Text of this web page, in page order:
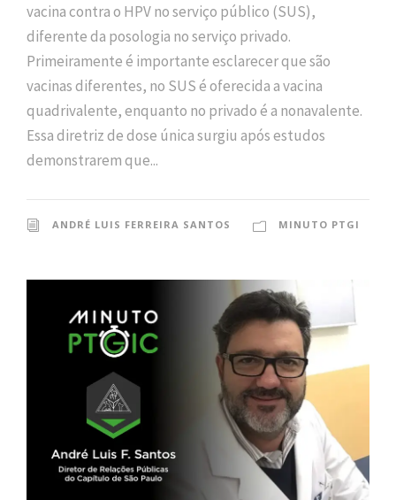
vacina contra o HPV no serviço público (SUS),
diferente da posologia no serviço privado.
Primeiramente é importante esclarecer que são
vacinas diferentes, no SUS é oferecida a vacina
quadrivalente, enquanto no privado é a nonavalente.
Essa diretriz de dose única surgiu após estudos
demonstrarem que...
ANDRÉ LUIS FERREIRA SANTOS MINUTO PTGI